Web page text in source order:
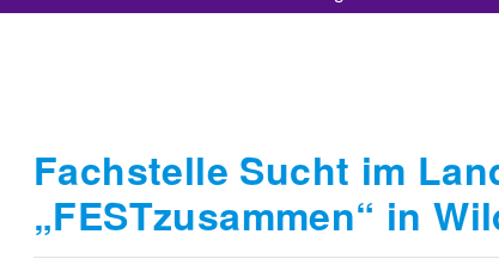
Fachstelle Sucht im
„FESTzusammen“ in